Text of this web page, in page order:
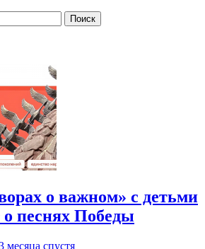
о важном» с детьми
о песнях Победы
месяца спустя